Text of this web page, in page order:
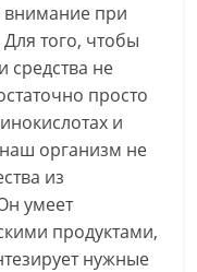
внимание при
того, чтобы
средства не
просто
и
организм не
из
умеет
продуктами,
нужные